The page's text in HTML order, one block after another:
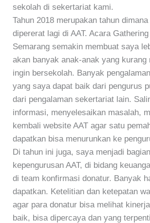
sekolah di sekertariat kami.
Tahun 2018 merupakan tahun
dipererat lagi di AAT. Acara Gathering
Semarang semakin membuat saya
akan banyak anak-anak yang kurang
ingin bersekolah. Banyak
yang saya dapat baik dari pengurus
dari pengalaman sekertariat lain.
informasi, menyelesaikan masalah,
kembali website AAT agar satu
dapatkan bisa menurunkan ke
Di tahun ini juga, saya menjadi
kepengurusan AAT, di bidang
di team konfirmasi donatur. Banyak
dapatkan. Ketelitian dan ketepatan
agar para donatur bisa melihat
baik, bisa dipercaya dan yang